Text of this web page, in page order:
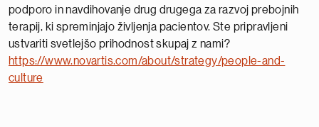
podporo in navdihovanje drug drugega za razvoj prebojnih
terapij, ki spreminjajo življenja pacientov. Ste pripravljeni
ustvariti svetlejšo prihodnost skupaj z nami?
https://www.novartis.com/about/strategy/people-and-
culture